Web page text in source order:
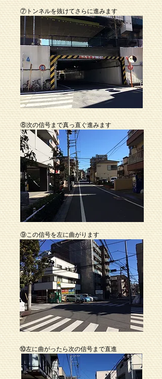
⑦トンネルを抜けてさらに進みます
⑧次の信号まで真っ直ぐ進みます
⑨この信号を左に曲がります
⑩左に曲がったら次の信号まで直進